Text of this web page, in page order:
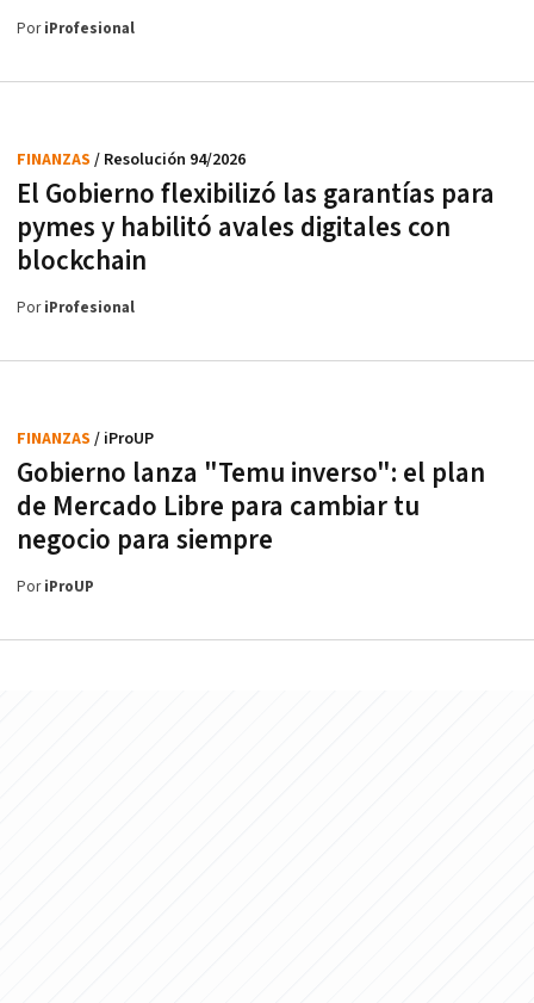
PoriProfesional
El Gobierno flexibilizó las garantías para
pymes y habilitó avales digitales con
blockchain
FINANZAS / Resolución 94/2026
PoriProfesional
Gobierno lanza "Temu inverso": el plan
de Mercado Libre para cambiar tu
negocio para siempre
FINANZAS / iProUP
PoriProUP